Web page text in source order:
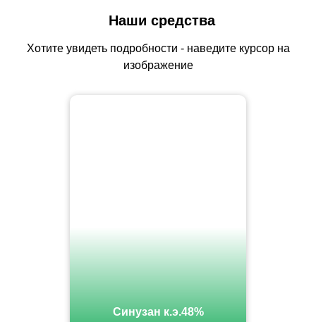
Наши средства
Хотите увидеть подробности - наведите курсор на
изображение
Синузан к.э.48%